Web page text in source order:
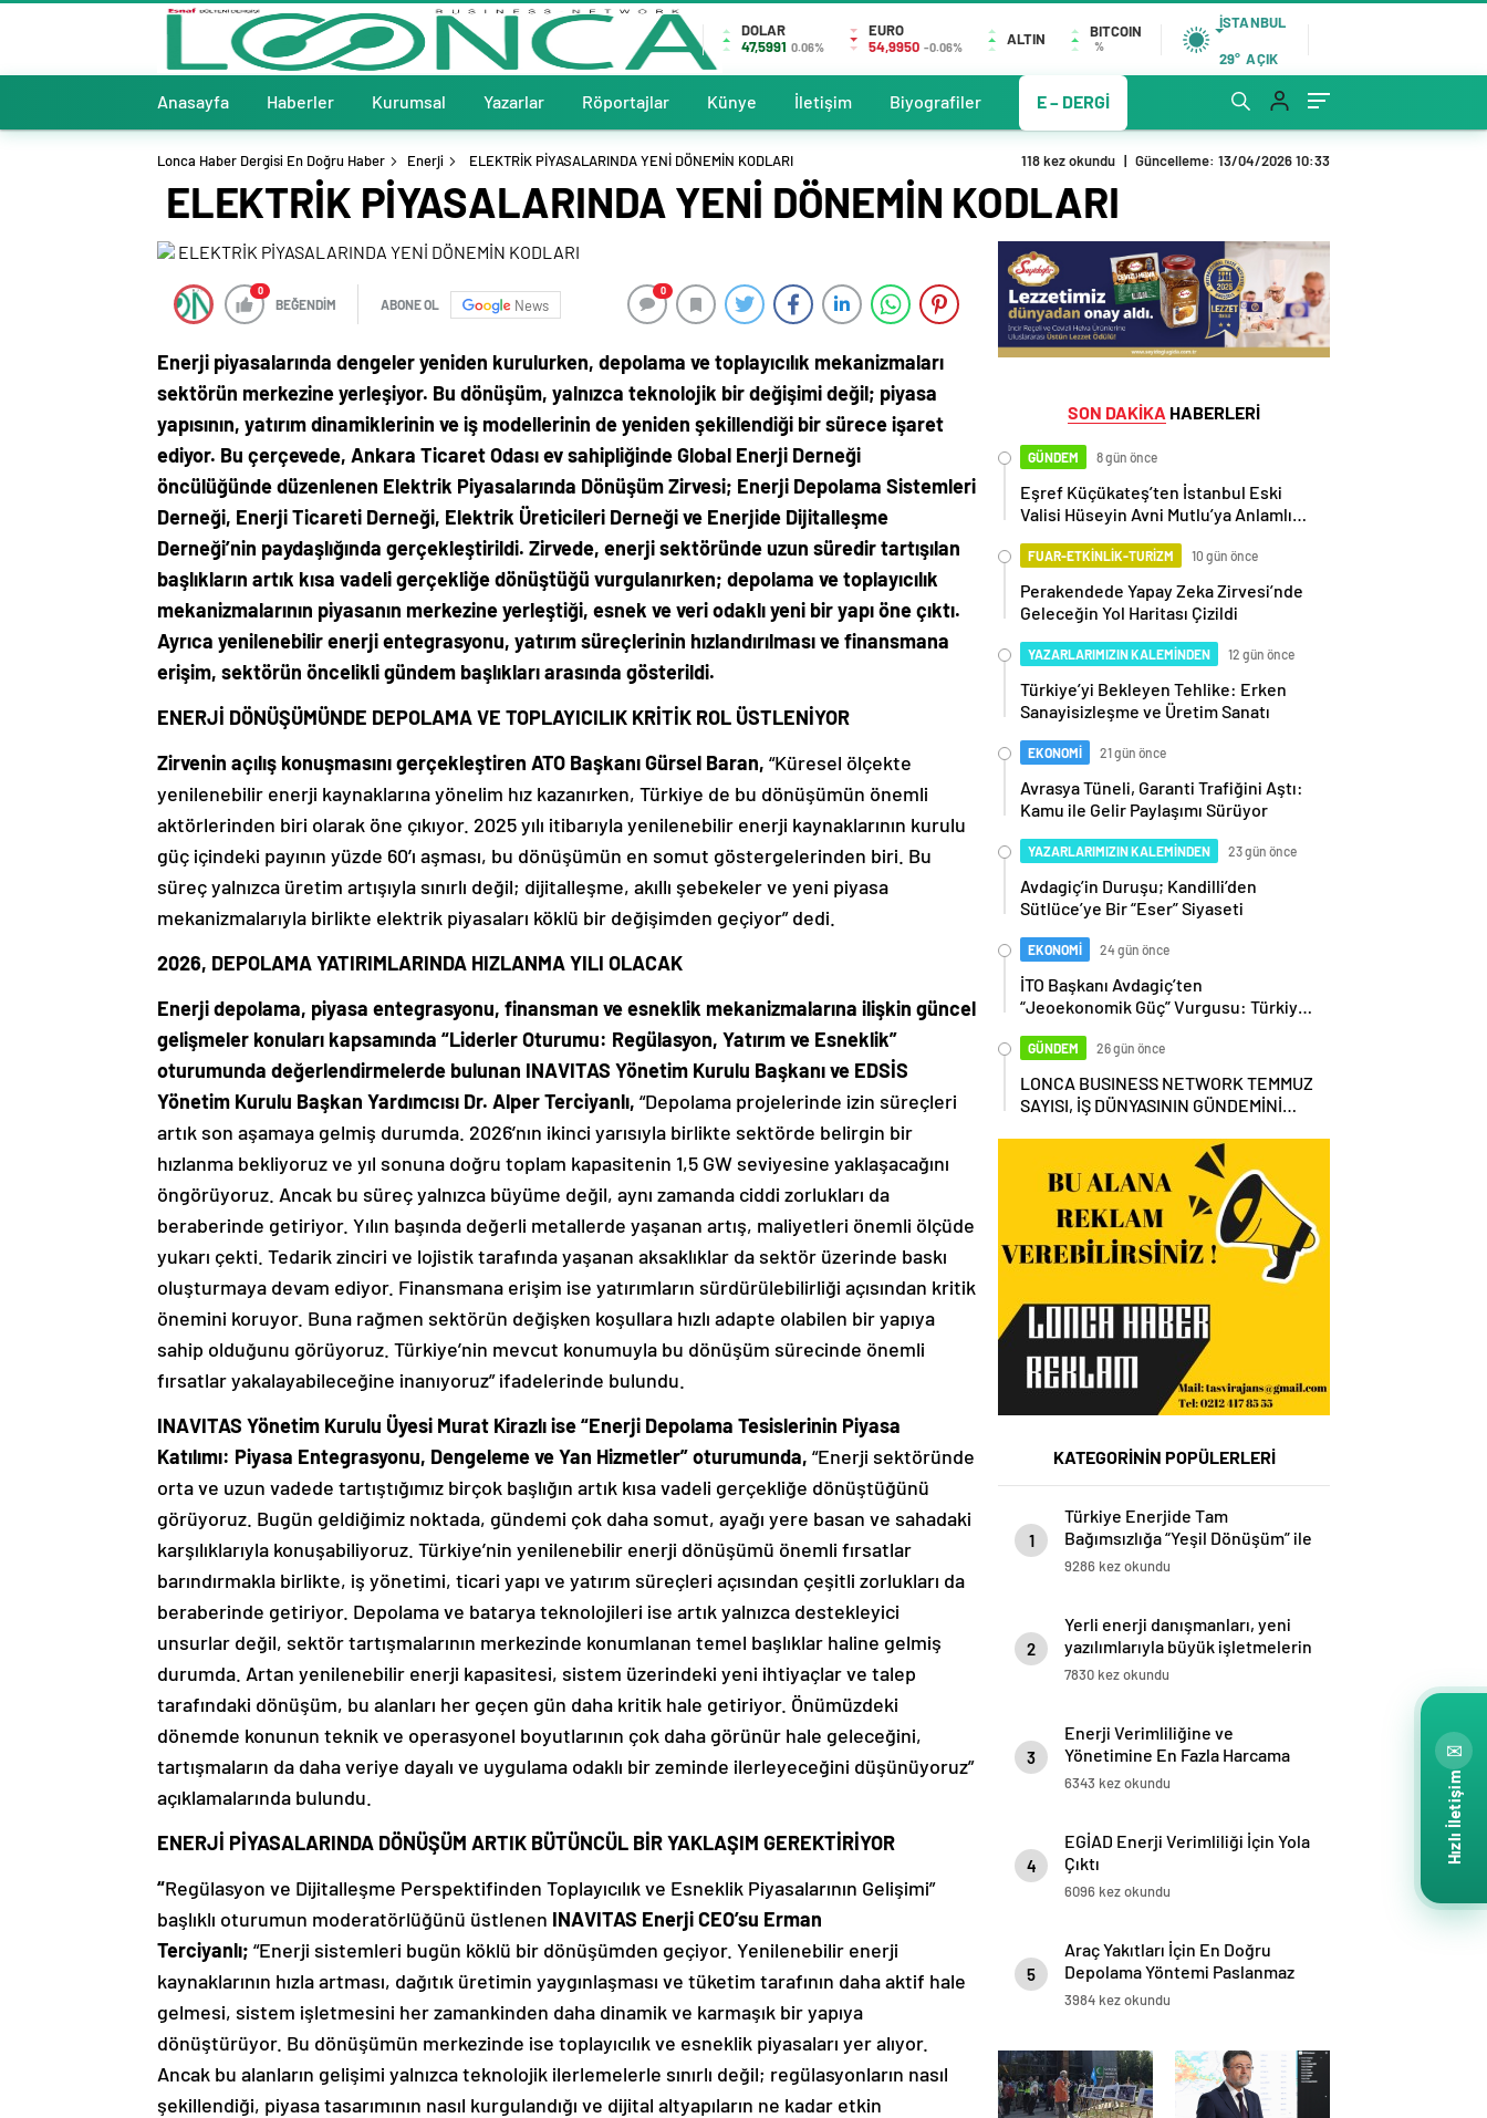
DOLAR
47,5991 0.06%
EURO
54,9950 -0.06% ALTIN BITCOIN
%
İSTANBUL
29° AÇIK
Anasayfa Haberler Kurumsal Yazarlar Röportajlar Künye İletişim Biyografiler E – DERGİ
Lonca Haber Dergisi En Doğru Haber Enerji ELEKTRİK PİYASALARINDA YENİ DÖNEMİN KODLARI 118 kez okundu | Güncelleme: 13/04/2026 10:33
ELEKTRİK PİYASALARINDA YENİ DÖNEMİN KODLARI
0
BEĞENDİM ABONE OL News
0
Enerji piyasalarında dengeler yeniden kurulurken, depolama ve toplayıcılık mekanizmaları
sektörün merkezine yerleşiyor. Bu dönüşüm, yalnızca teknolojik bir değişimi değil; piyasa
yapısının, yatırım dinamiklerinin ve iş modellerinin de yeniden şekillendiği bir sürece işaret
ediyor. Bu çerçevede, Ankara Ticaret Odası ev sahipliğinde Global Enerji Derneği
öncülüğünde düzenlenen Elektrik Piyasalarında Dönüşüm Zirvesi; Enerji Depolama Sistemleri
Derneği, Enerji Ticareti Derneği, Elektrik Üreticileri Derneği ve Enerjide Dijitalleşme
Derneği’nin paydaşlığında gerçekleştirildi. Zirvede, enerji sektöründe uzun süredir tartışılan
başlıkların artık kısa vadeli gerçekliğe dönüştüğü vurgulanırken; depolama ve toplayıcılık
mekanizmalarının piyasanın merkezine yerleştiği, esnek ve veri odaklı yeni bir yapı öne çıktı.
Ayrıca yenilenebilir enerji entegrasyonu, yatırım süreçlerinin hızlandırılması ve finansmana
erişim, sektörün öncelikli gündem başlıkları arasında gösterildi.
ENERJİ DÖNÜŞÜMÜNDE DEPOLAMA VE TOPLAYICILIK KRİTİK ROL ÜSTLENİYOR
Zirvenin açılış konuşmasını gerçekleştiren ATO Başkanı Gürsel Baran, “Küresel ölçekte
yenilenebilir enerji kaynaklarına yönelim hız kazanırken, Türkiye de bu dönüşümün önemli
aktörlerinden biri olarak öne çıkıyor. 2025 yılı itibarıyla yenilenebilir enerji kaynaklarının kurulu
güç içindeki payının yüzde 60’ı aşması, bu dönüşümün en somut göstergelerinden biri. Bu
süreç yalnızca üretim artışıyla sınırlı değil; dijitalleşme, akıllı şebekeler ve yeni piyasa
mekanizmalarıyla birlikte elektrik piyasaları köklü bir değişimden geçiyor” dedi.
2026, DEPOLAMA YATIRIMLARINDA HIZLANMA YILI OLACAK
Enerji depolama, piyasa entegrasyonu, finansman ve esneklik mekanizmalarına ilişkin güncel
gelişmeler konuları kapsamında “Liderler Oturumu: Regülasyon, Yatırım ve Esneklik”
oturumunda değerlendirmelerde bulunan INAVITAS Yönetim Kurulu Başkanı ve EDSİS
Yönetim Kurulu Başkan Yardımcısı Dr. Alper Terciyanlı, “Depolama projelerinde izin süreçleri
artık son aşamaya gelmiş durumda. 2026’nın ikinci yarısıyla birlikte sektörde belirgin bir
hızlanma bekliyoruz ve yıl sonuna doğru toplam kapasitenin 1,5 GW seviyesine yaklaşacağını
öngörüyoruz. Ancak bu süreç yalnızca büyüme değil, aynı zamanda ciddi zorlukları da
beraberinde getiriyor. Yılın başında değerli metallerde yaşanan artış, maliyetleri önemli ölçüde
yukarı çekti. Tedarik zinciri ve lojistik tarafında yaşanan aksaklıklar da sektör üzerinde baskı
oluşturmaya devam ediyor. Finansmana erişim ise yatırımların sürdürülebilirliği açısından kritik
önemini koruyor. Buna rağmen sektörün değişken koşullara hızlı adapte olabilen bir yapıya
sahip olduğunu görüyoruz. Türkiye’nin mevcut konumuyla bu dönüşüm sürecinde önemli
fırsatlar yakalayabileceğine inanıyoruz” ifadelerinde bulundu.
INAVITAS Yönetim Kurulu Üyesi Murat Kirazlı ise “Enerji Depolama Tesislerinin Piyasa
Katılımı: Piyasa Entegrasyonu, Dengeleme ve Yan Hizmetler” oturumunda, “Enerji sektöründe
orta ve uzun vadede tartıştığımız birçok başlığın artık kısa vadeli gerçekliğe dönüştüğünü
görüyoruz. Bugün geldiğimiz noktada, gündemi çok daha somut, ayağı yere basan ve sahadaki
karşılıklarıyla konuşabiliyoruz. Türkiye’nin yenilenebilir enerji dönüşümü önemli fırsatlar
barındırmakla birlikte, iş yönetimi, ticari yapı ve yatırım süreçleri açısından çeşitli zorlukları da
beraberinde getiriyor. Depolama ve batarya teknolojileri ise artık yalnızca destekleyici
unsurlar değil, sektör tartışmalarının merkezinde konumlanan temel başlıklar haline gelmiş
durumda. Artan yenilenebilir enerji kapasitesi, sistem üzerindeki yeni ihtiyaçlar ve talep
tarafındaki dönüşüm, bu alanları her geçen gün daha kritik hale getiriyor. Önümüzdeki
dönemde konunun teknik ve operasyonel boyutlarının çok daha görünür hale geleceğini,
tartışmaların da daha veriye dayalı ve uygulama odaklı bir zeminde ilerleyeceğini düşünüyoruz”
açıklamalarında bulundu.
ENERJİ PİYASALARINDA DÖNÜŞÜM ARTIK BÜTÜNCÜL BİR YAKLAŞIM GEREKTİRİYOR
“Regülasyon ve Dijitalleşme Perspektifinden Toplayıcılık ve Esneklik Piyasalarının Gelişimi”
başlıklı oturumun moderatörlüğünü üstlenen INAVITAS Enerji CEO’su Erman
Terciyanlı; “Enerji sistemleri bugün köklü bir dönüşümden geçiyor. Yenilenebilir enerji
kaynaklarının hızla artması, dağıtık üretimin yaygınlaşması ve tüketim tarafının daha aktif hale
gelmesi, sistem işletmesini her zamankinden daha dinamik ve karmaşık bir yapıya
dönüştürüyor. Bu dönüşümün merkezinde ise toplayıcılık ve esneklik piyasaları yer alıyor.
Ancak bu alanların gelişimi yalnızca teknolojik ilerlemelerle sınırlı değil; regülasyonların nasıl
şekillendiği, piyasa tasarımının nasıl kurgulandığı ve dijital altyapıların ne kadar etkin
SON DAKİKA HABERLERİ
GÜNDEM 8 gün önce
Eşref Küçükateş’ten İstanbul Eski
Valisi Hüseyin Avni Mutlu’ya Anlamlı
FUAR-ETKİNLİK-TURİZM 10 gün önce
Perakendede Yapay Zeka Zirvesi’nde
Geleceğin Yol Haritası Çizildi
YAZARLARIMIZIN KALEMİNDEN 12 gün önce
Türkiye’yi Bekleyen Tehlike: Erken
Sanayisizleşme ve Üretim Sanatı
EKONOMİ 21 gün önce
Avrasya Tüneli, Garanti Trafiğini Aştı:
Kamu ile Gelir Paylaşımı Sürüyor
YAZARLARIMIZIN KALEMİNDEN 23 gün önce
Avdagiç’in Duruşu; Kandilli’den
Sütlüce’ye Bir “Eser” Siyaseti
EKONOMİ 24 gün önce
İTO Başkanı Avdagiç’ten
“Jeoekonomik Güç” Vurgusu: Türkiye,
Olmalı
GÜNDEM 26 gün önce
LONCA BUSINESS NETWORK TEMMUZ
SAYISI, İŞ DÜNYASININ GÜNDEMİNİ
KATEGORİNİN POPÜLERLERİ
1
Türkiye Enerjide Tam
Bağımsızlığa “Yeşil Dönüşüm” ile
Ulaşacak!
9286 kez okundu
2
Yerli enerji danışmanları, yeni
yazılımlarıyla büyük işletmelerin
yüksek enerji faturalarını
7830 kez okundu
3
Enerji Verimliliğine ve
Yönetimine En Fazla Harcama
Yapan Firmalar Araştırması
6343 kez okundu
4
EGİAD Enerji Verimliliği İçin Yola
Çıktı
6096 kez okundu
5
Araç Yakıtları İçin En Doğru
Depolama Yöntemi Paslanmaz
Ürünler
3984 kez okundu
✉
Hızlı İletişim